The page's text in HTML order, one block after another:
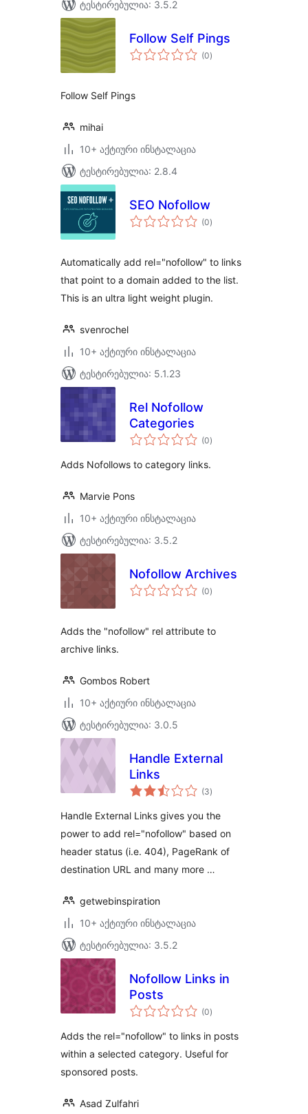
ტესტირებულია: 3.5.2
Follow Self Pings
(0საერთო
რეიტინგი
)
Follow Self Pings
mihai
10+ აქტიური ინსტალაცია
ტესტირებულია: 2.8.4
SEO Nofollow
(0საერთო
რეიტინგი
)
Automatically add rel="nofollow" to links
that point to a domain added to the list.
This is an ultra light weight plugin.
svenrochel
10+ აქტიური ინსტალაცია
ტესტირებულია: 5.1.23
Rel Nofollow
Categories
(0საერთო
რეიტინგი
)
Adds Nofollows to category links.
Marvie Pons
10+ აქტიური ინსტალაცია
ტესტირებულია: 3.5.2
Nofollow Archives
(0საერთო
რეიტინგი
)
Adds the "nofollow" rel attribute to
archive links.
Gombos Robert
10+ აქტიური ინსტალაცია
ტესტირებულია: 3.0.5
Handle External
Links
(3საერთო
რეიტინგი
)
Handle External Links gives you the
power to add rel="nofollow" based on
header status (i.e. 404), PageRank of
destination URL and many more …
getwebinspiration
10+ აქტიური ინსტალაცია
ტესტირებულია: 3.5.2
Nofollow Links in
Posts
(0საერთო
რეიტინგი
)
Adds the rel="nofollow" to links in posts
within a selected category. Useful for
sponsored posts.
Asad Zulfahri